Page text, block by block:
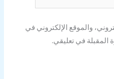
والموقع الإلكتروني في
المقبلة في تعليقي.